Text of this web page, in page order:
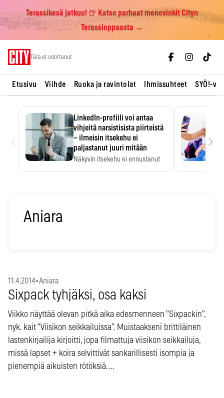
Terassikesä jatkuu! 🍺 Katso parhaat menovinkit Cityn
Terassioppaasta →
Tätä et odottanut
Etusivu Viihde Ruoka ja ravintolat Ihmissuhteet SYÖ!-
LinkedIn-profiili voi antaa
vihjeitä narsistisista piirteistä
– ilmeisin itsekehu ei
paljastanut juuri mitään
Näkyvin itsekehu ei ennustanut
›
Aniara
11.4.2014•Aniara
Sixpack tyhjäksi, osa kaksi
Viikko näyttää olevan pitkä aika edesmenneen ”Sixpackin”,
nyk. kait ”Viisikon seikkailuissa”. Muistaakseni brittiläinen
lastenkirjailija kirjoitti, jopa filmattuja viisikon seikkailuja,
missä lapset + koira selvittivät sankarillisesti isompia ja
pienempiä aikuisten rötöksiä….